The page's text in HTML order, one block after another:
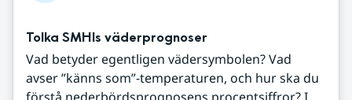
Tolka SMHIs väderprognoser
Vad betyder egentligen vädersymbolen? Vad
avser ”känns som”-temperaturen, och hur ska du